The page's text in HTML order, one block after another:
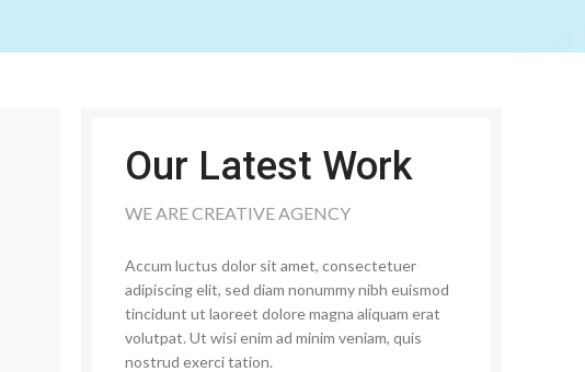
Our Latest Work
WE ARE CREATIVE AGENCY
Accum luctus dolor sit amet, consectetuer
adipiscing elit, sed diam nonummy nibh euismod
tincidunt ut laoreet dolore magna aliquam erat
volutpat. Ut wisi enim ad minim veniam, quis
nostrud exerci tation.